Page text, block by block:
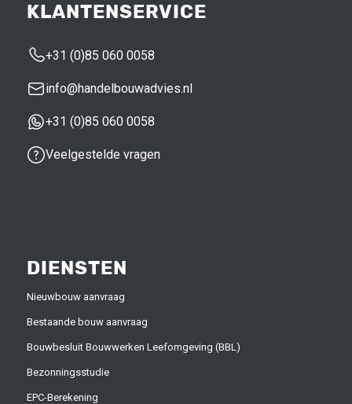
KLANTENSERVICE
+31 (0)85 060 0058
info@handelbouwadvies.nl
+31 (0)85 060 0058
Veelgestelde vragen
DIENSTEN
Nieuwbouw aanvraag
Bestaande bouw aanvraag
Bouwbesluit Bouwwerken Leefomgeving (BBL)
Bezonningsstudie
EPC-Berekening